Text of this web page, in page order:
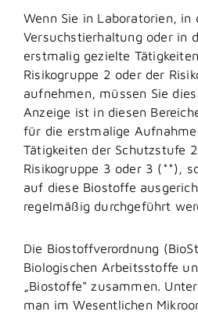
Wenn Sie in Laboratorien, in
Versuchstierhaltung oder in
erstmalig gezielte
Risikogruppe 2 oder der
aufnehmen, müssen Sie
Anzeige ist in diesen
für die erstmalige
Tätigkeiten der Schutzstufe
Risikogruppe 3 oder 3 (**),
auf diese Biostoffe
regelmäßig durchgeführt
Die Biostoffverordnung
Biologischen Arbeitsstoffe
„Biostoffe" zusammen.
man im Wesentlichen